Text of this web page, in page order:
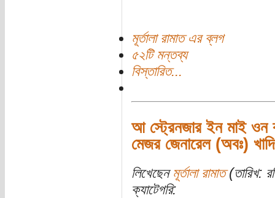
মূর্তালা রামাত এর ব্লগ
৫২টি মন্তব্য
বিস্তারিত...
আ স্ট্রেনজার ইন মাই ওন
মেজর জেনারেল (অবঃ)
লিখেছেন মূর্তালা রামাত(তারিখ:
ক্যাটেগরি: